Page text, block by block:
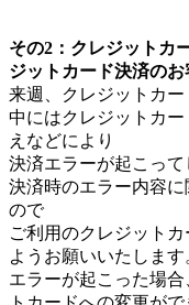
その2：クレジットカ
ジットカード決済のお
来週、クレジットカー
中にはクレジットカ
えなどにより
決済エラーが起こって
決済時のエラー内容
ので
ご利用のクレジット
ようお願いいたします
エラーが起こった場